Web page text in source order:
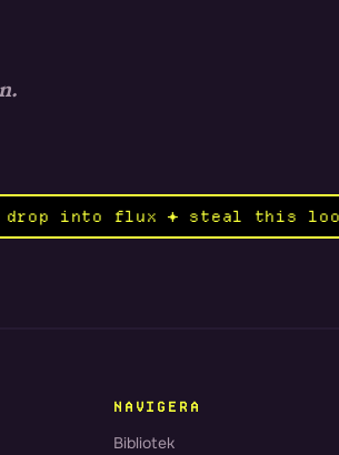
✦ drop into flux ✦ steal
NAVIGERA
Bibliotek